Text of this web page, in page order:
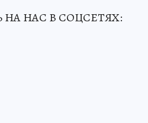
НАС В СОЦСЕТЯХ: